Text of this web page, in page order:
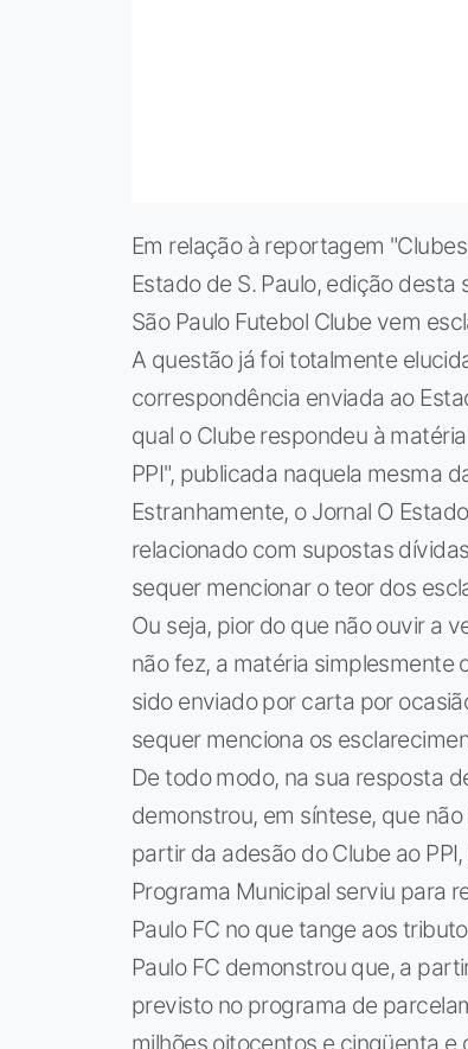
Em relação à reportagem
Estado de S. Paulo, edição
São Paulo Futebol Clube vem
A questão já foi totalmente
correspondência enviada ao
qual o Clube respondeu à
PPI", publicada naquela mesma
Estranhamente, o Jornal O
relacionado com supostas
sequer mencionar o teor dos
Ou seja, pior do que não ouvir a
não fez, a matéria simplesmente
sido enviado por carta por
sequer menciona os
De todo modo, na sua resposta
demonstrou, em síntese, que
partir da adesão do Clube ao
Programa Municipal serviu para
Paulo FC no que tange aos
Paulo FC demonstrou que, a
previsto no programa de
milhões oitocentos e cinqüenta